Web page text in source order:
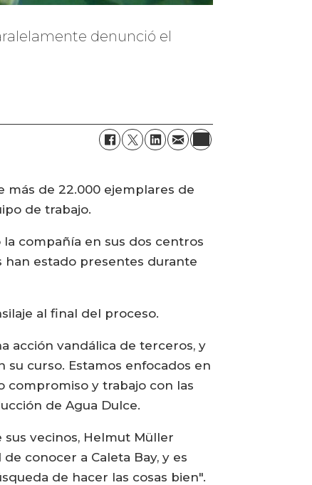
denunció el
más de 22.000 ejemplares de
de trabajo.
compañía en sus dos centros
han estado presentes durante
al final del proceso.
acción vandálica de terceros, y
curso. Estamos enfocados en
compromiso y trabajo con las
de Agua Dulce.
vecinos, Helmut Müller
conocer a Caleta Bay, y es
de hacer las cosas bien".